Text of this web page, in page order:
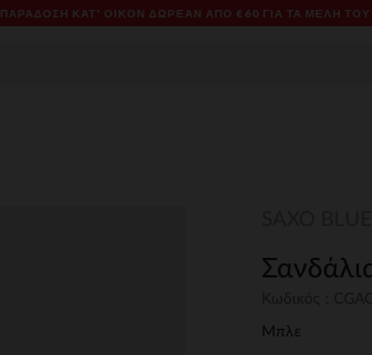
ΠΑΡΆΔΟΣΗ ΚΑΤ' ΟΊΚΟΝ ΔΩΡΕΑΝ ΑΠΌ €60 ΓΙΑ ΤΑ ΜΈΛΗ ΤΟΥ
Μπλε